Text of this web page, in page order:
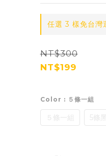
任選 3 樣免台
NT$300
NT$199
Color : ５條一組
５條一組 5條